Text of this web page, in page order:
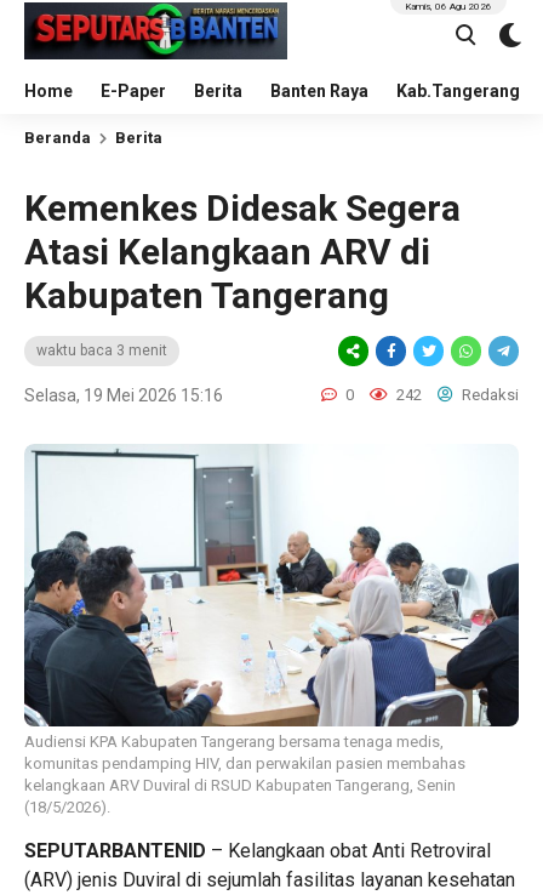
Home E-Paper Berita Banten Raya Kab.Tangerang
Kamis, 06 Agu 2026
Beranda Berita
Kemenkes Didesak Segera
Atasi Kelangkaan ARV di
Kabupaten Tangerang
waktu baca 3 menit
Selasa, 19 Mei 2026 15:16 0 242 Redaksi
Audiensi KPA Kabupaten Tangerang bersama tenaga medis,
komunitas pendamping HIV, dan perwakilan pasien membahas
kelangkaan ARV Duviral di RSUD Kabupaten Tangerang, Senin
(18/5/2026).
SEPUTARBANTENID – Kelangkaan obat Anti Retroviral
(ARV) jenis Duviral di sejumlah fasilitas layanan kesehatan